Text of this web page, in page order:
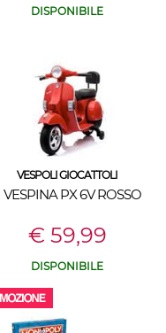
DISPONIBILE
VESPOLI GIOCATTOLI
VESPINA PX 6V ROSSO
€ 59,99
DISPONIBILE